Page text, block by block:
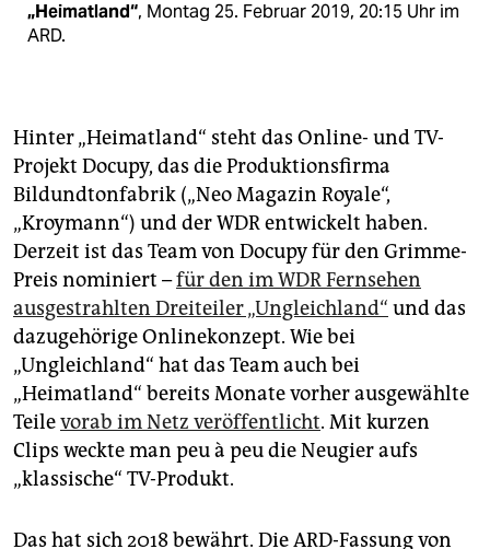
„Heimatland“, Montag 25. Februar 2019, 20:15 Uhr im
ARD.
Hinter „Heimatland“ steht das Online- und TV-
Projekt Docupy, das die Produktionsfirma
Bildundtonfabrik („Neo Magazin Royale“,
„Kroymann“) und der WDR entwickelt haben.
Derzeit ist das Team von Docupy für den Grimme-
Preis nominiert –für den im WDR Fernsehen
ausgestrahlten Dreiteiler „Ungleichland“ und das
dazugehörige Onlinekonzept. Wie bei
„Ungleichland“ hat das Team auch bei
„Heimatland“ bereits Monate vorher ausgewählte
Teilevorab im Netz veröffentlicht. Mit kurzen
Clips weckte man peu à peu die Neugier aufs
„klassische“ TV-Produkt.
Das hat sich 2018 bewährt. Die ARD-Fassung von